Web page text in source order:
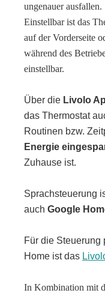
ungenauer ausfallen.
Einstellbar ist das
auf der Vorderseite
während des
einstellbar.
Über die Livolo
das Thermostat
Routinen bzw.
Energie
Zuhause ist.
Sprachsteuerung
auch Google
Für die Steuerung
Home ist das
In Kombination mit